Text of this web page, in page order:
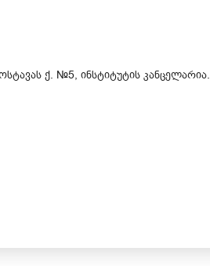
ქ. №5, ინსტიტუტის კანცელარია.